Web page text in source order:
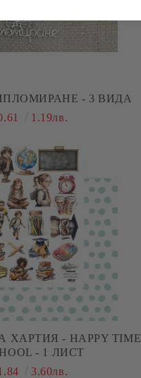
- 3 ВИДА
1.19лв.
ХАРТИЯ - HAPPY TIME
- 1 ЛИСТ
3.60лв.